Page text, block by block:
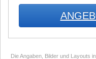
Die Angaben, Bilder und Layouts